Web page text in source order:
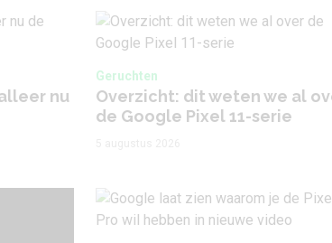
nu
Geruchten
Overzicht: dit weten we al
de Google Pixel 11-serie